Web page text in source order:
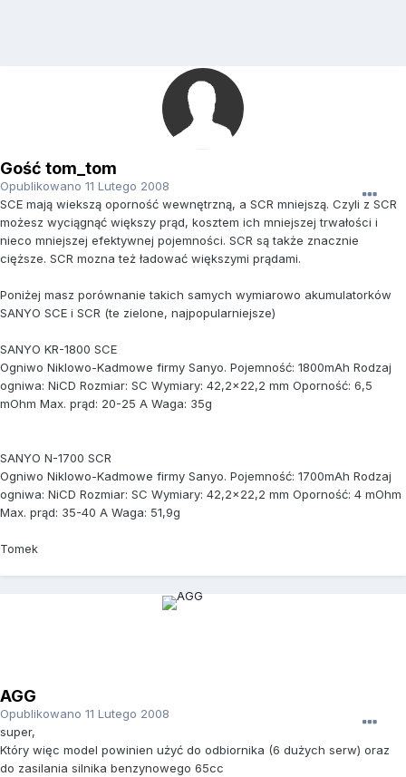
Gość tom_tom
Opublikowano 11 Lutego 2008
SCE mają wiekszą oporność wewnętrzną, a SCR mniejszą. Czyli z SCR
możesz wyciągnąć większy prąd, kosztem ich mniejszej trwałości i
nieco mniejszej efektywnej pojemności. SCR są także znacznie
cięższe. SCR mozna też ładować większymi prądami.
Poniżej masz porównanie takich samych wymiarowo akumulatorków
SANYO SCE i SCR (te zielone, najpopularniejsze)
SANYO KR-1800 SCE
Ogniwo Niklowo-Kadmowe firmy Sanyo. Pojemność: 1800mAh Rodzaj
ogniwa: NiCD Rozmiar: SC Wymiary: 42,2x22,2 mm Oporność: 6,5
mOhm Max. prąd: 20-25 A Waga: 35g
SANYO N-1700 SCR
Ogniwo Niklowo-Kadmowe firmy Sanyo. Pojemność: 1700mAh Rodzaj
ogniwa: NiCD Rozmiar: SC Wymiary: 42,2x22,2 mm Oporność: 4 mOhm
Max. prąd: 35-40 A Waga: 51,9g
Tomek
AGG
Opublikowano 11 Lutego 2008
super,
Który więc model powinien użyć do odbiornika (6 dużych serw) oraz
do zasilania silnika benzynowego 65cc